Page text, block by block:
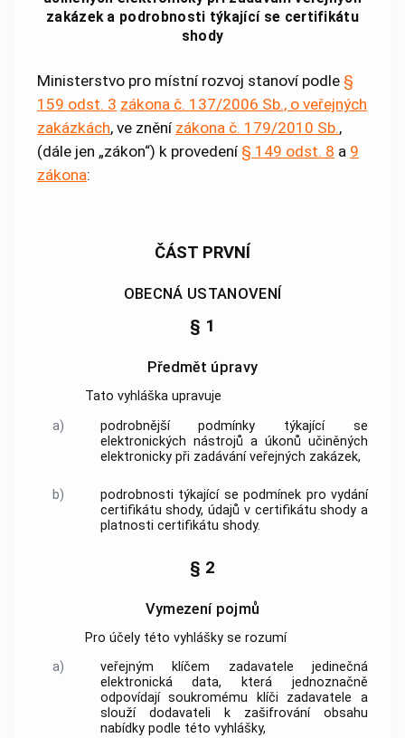
zakázek a podrobnosti týkající se certifikátu
shody
Ministerstvo pro místní rozvoj stanoví podle §
159 odst. 3 zákona č. 137/2006 Sb., o veřejných
zakázkách, ve znění zákona č. 179/2010 Sb.,
(dále jen „zákon“) k provedení § 149 odst. 8 a 9
zákona:
ČÁST PRVNÍ
OBECNÁ USTANOVENÍ
§ 1
Předmět úpravy
Tato vyhláška upravuje
a)
podrobnější podmínky týkající se
elektronických nástrojů a úkonů učiněných
elektronicky při zadáváníveřejných zakázek,
b)
podrobnosti týkající se podmínek pro vydání
certifikátu shody, údajů v certifikátu shody a
platnosti certifikátu shody.
§ 2
Vymezení pojmů
Pro účely této vyhlášky se rozumí
a)
veřejným klíčem zadavatele jedinečná
elektronická data, která jednoznačně
odpovídajísoukromému klíči zadavatele a
slouží dodavateli k zašifrování obsahu
nabídky podle této vyhlášky,